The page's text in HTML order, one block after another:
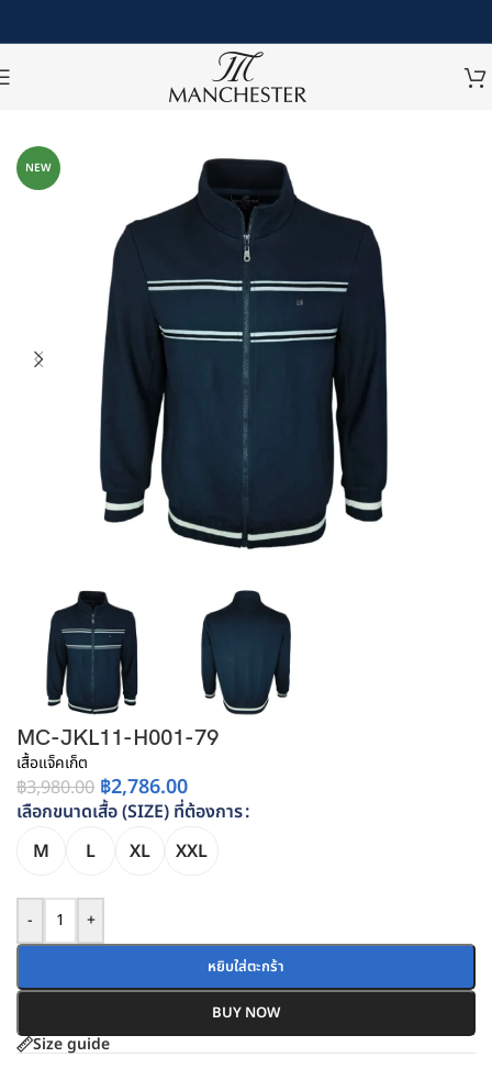
เครื่องแต่งกายอื่นๆ/เสื้อแจ็คเก็ต
NEW
MC-JKL11-H001-79
เสื้อแจ็คเก็ต
฿3,980.00 ฿2,786.00
เลือกขนาดเสื้อ (SIZE) ที่ต้องการ
M
L XL XXL
- +
หยิบใส่ตะกร้า
BUY NOW
Size guide